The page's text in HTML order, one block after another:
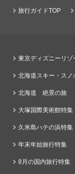
旅行ガイドTOP
東京ディズニーリ
北海道スキー・スノ
北海道 絶景の旅
大塚国際美術館特集
久米島ハテの浜特集
年末年始旅行特集
8月の国内旅行特集